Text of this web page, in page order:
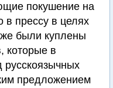
покушение на
прессу в целях
были куплены
которые в
предложением